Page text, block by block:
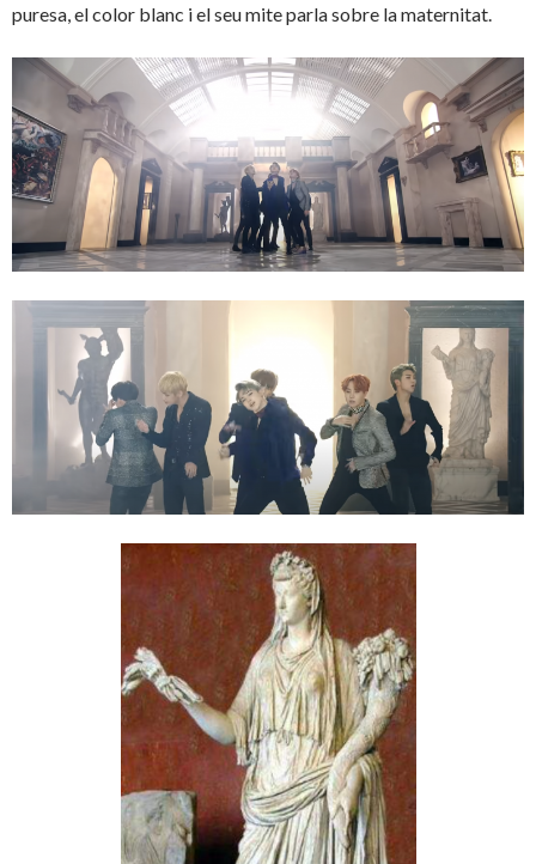
puresa, el color blanc i el seu mite parla sobre la maternitat.